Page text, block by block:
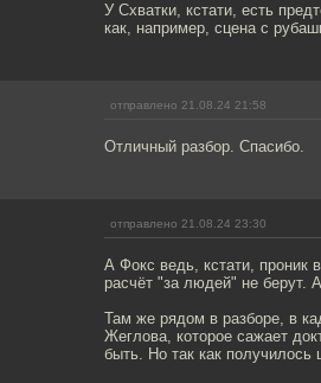
У Схватки, кстати, есть
как, например, сцена с
отправлено 21.08.24 21:58
Отличный разбор. Спасибо.
отправлено 21.08.24 23:30
А Фокс ведь, кстати, проник
расчёт "за людей" не берут.
Там же рядом в разборе, в
Жеглова, которое сажает
быть. Но так как получилось